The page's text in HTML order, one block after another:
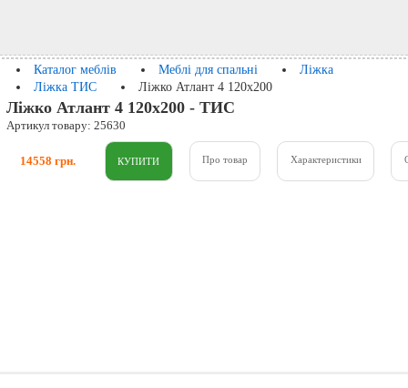
Каталог меблів Меблі для спальні
Ліжка
Ліжка ТИС
Ліжко Атлант 4 120х200
Ліжко Атлант 4 120х200 - ТИС
Артикул товару: 25630
14558 грн. Про товар Характеристики